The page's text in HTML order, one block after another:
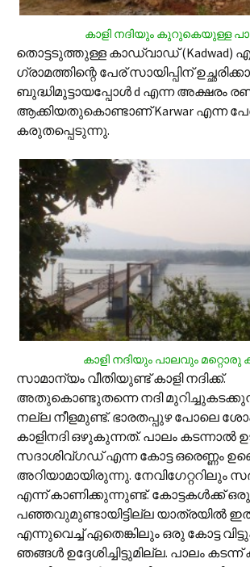
കാളി നദിയും കുറുകെയുള്ള
തൊട്ടടുത്തുള്ള കാഡ്‌വാഡ് (Kadwad)
ഗ്രാമത്തിന്റെ പേര് സായിപ്പിന്
ബുദ്ധിമുട്ടായപ്പോള്‍ d എന്ന അക്ഷരം
ആക്കിയതുകൊണ്ടാണ് Karwar എന്ന
കരുതപ്പെടുന്നു.
കാളി നദിയും പാലവും മറ്റൊരു
സാമാന്യം വീതിയുണ്ട് കാളി നദിക്ക്.
അതുകൊണ്ടുതന്നെ നദി
നല്ല നീളമുണ്ട്. ഭാരതപ്പുഴ പോലെ
കാളിനദി ഒഴുകുന്നത്. പാലം കടന്നാല്‍
സദാശിവ്‌ഗഡ് എന്ന കോട്ട ഒരെണ്ണം
അറിയാമായിരുന്നു. നേവിഗേറ്ററിലും
എന്ന് കാണിക്കുന്നുണ്ട്. കോട്ടകള്‍ക്ക് ഒരു
പഞ്ഞവുമുണ്ടായിട്ടില്ല യാത്രയില്‍
എന്നുവെച്ച് ഏതെങ്കിലും ഒരു കോട്ട
ഞങ്ങള്‍ ഉദ്ദേശിച്ചിട്ടുമില്ല. പാലം